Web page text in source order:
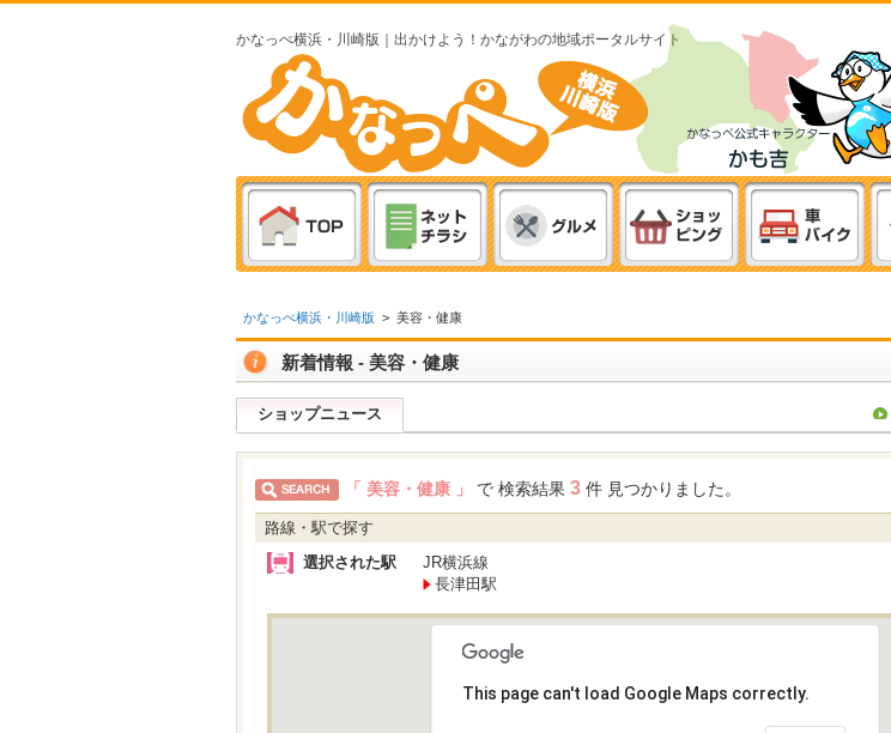
かなっぺ横浜・川崎版｜出かけよう！かながわの地域ポータルサイト
かなっぺ横浜・川崎版 > 美容・健康
新着情報 - 美容・健康
ショップニュース
「 美容・健康 」 で 検索結果 3 件 見つかりました。
路線・駅で探す
選択された駅
JR横浜線
長津田駅
This page can't load Google Maps correctly.